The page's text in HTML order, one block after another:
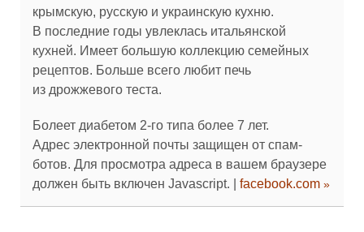
крымскую, русскую и украинскую кухню.
В последние годы увлеклась итальянской
кухней. Имеет большую коллекцию семейных
рецептов. Больше всего любит печь
из дрожжевого теста.
Болеет диабетом 2-го типа более 7 лет.
Адрес электронной почты защищен от спам-
ботов. Для просмотра адреса в вашем браузере
должен быть включен Javascript.
facebook.com